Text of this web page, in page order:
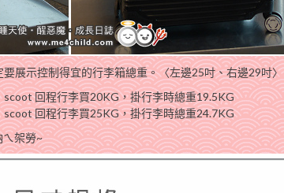
展示控制得宜的行李箱總重。〈左邊25吋、右邊29吋〉
回程行李買20KG，掛行李時總重19.5KG
回程行李買25KG，掛行李時總重24.7KG
ㄟ架勞~